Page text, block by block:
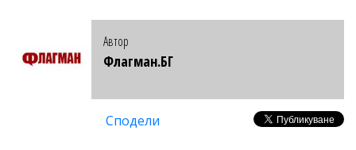
Автор
Флагман.БГ
Сподели